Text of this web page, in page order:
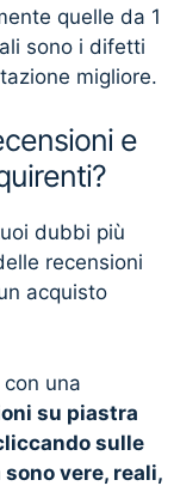
quelle da 1
sono i difetti
migliore.
e
dubbi più
recensioni
acquisto
una
su piastra
sulle
vere, reali,